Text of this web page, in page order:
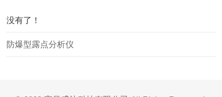
没有了！
防爆型露点分析仪